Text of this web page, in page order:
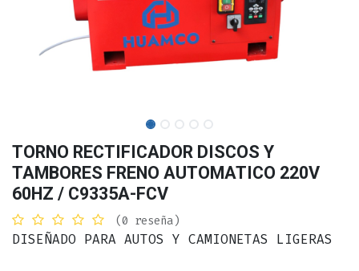
TORNO RECTIFICADOR DISCOS Y
TAMBORES FRENO AUTOMATICO 220V
60HZ / C9335A-FCV
(0 reseña)
DISEÑADO PARA AUTOS Y CAMIONETAS LIGERAS